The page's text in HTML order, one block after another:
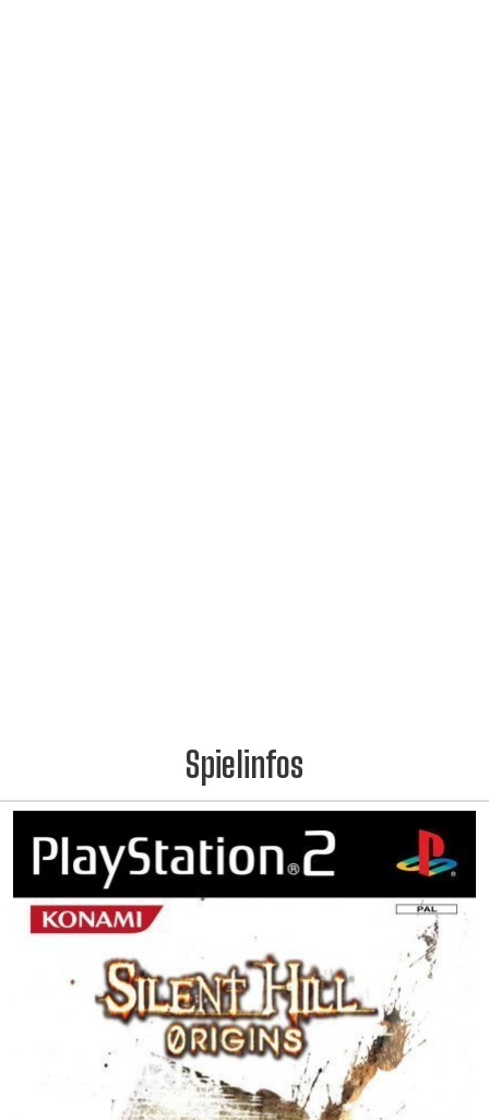
Spielinfos